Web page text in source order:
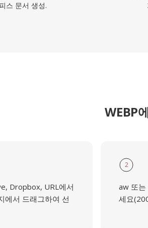
스 문서 생성.
WEBP
Dropbox, URL에서
에서 드래그하여 선
2
aw 또는
세요